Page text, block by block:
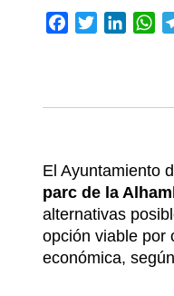
FacebookTwitter
El Ayuntamiento
parc de la
alternativas
opción viable por
económica,